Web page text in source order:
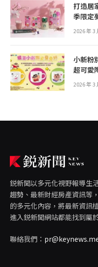
打造居
季限定
2026 年 3
小新粉
超可愛
2026 年 3
鋭新聞以多元化視野報導生
趨勢、最新財經房產資訊等
的多元化內容，將最新資訊
進入鋭新聞網站都能找到屬
聯絡我們：